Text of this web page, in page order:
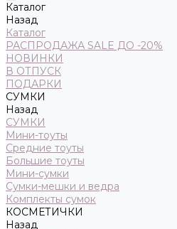
Каталог
Назад
Каталог
РАСПРОДАЖА SALE ДО -20%
НОВИНКИ
В ОТПУСК
ПОДАРКИ
СУМКИ
Назад
СУМКИ
Мини-тоуты
Средние тоуты
Большие тоуты
Мини-сумки
Сумки-мешки и ведра
Комплекты сумок
КОСМЕТИЧКИ
Назад